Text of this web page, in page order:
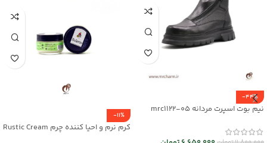
-44%
نیم بوت اسپرت مردانه mrc1122-05
-11%
کرم نرم و احیا کننده چرم Rustic Cream